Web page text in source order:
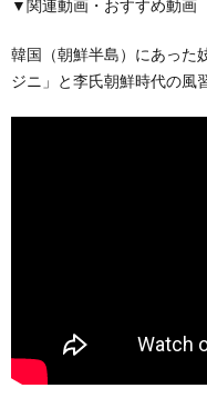
▼関連動画・おすすめ動画
韓国（朝鮮半島）にあった
ジニ」と李氏朝鮮時代の風